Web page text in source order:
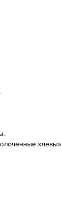
хлевы».